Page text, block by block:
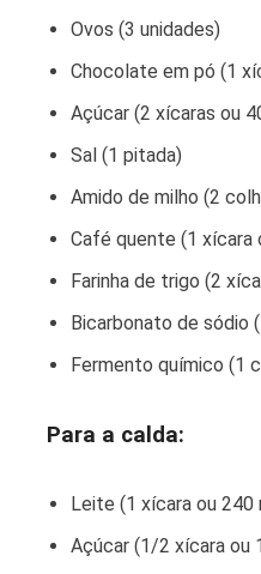
Ovos (3 unidades)
Chocolate em pó (1
Açúcar (2 xícaras ou
Sal (1 pitada)
Amido de milho (2
Café quente (1 xícara
Farinha de trigo (2
Bicarbonato de sódio
Fermento químico (1
Para a calda:
Leite (1 xícara ou 240
Açúcar (1/2 xícara ou